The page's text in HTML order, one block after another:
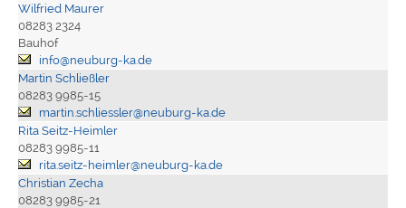
Wilfried Maurer
08283 2324
Bauhof
info@neuburg-ka.de
Martin Schließler
08283 9985-15
martin.schliessler@neuburg-ka.de
Rita Seitz-Heimler
08283 9985-11
rita.seitz-heimler@neuburg-ka.de
Christian Zecha
08283 9985-21